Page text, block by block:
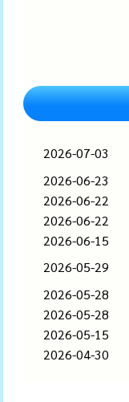
2026-07-03
2026-06-23
2026-06-22
2026-06-22
2026-06-15
2026-05-29
2026-05-28
2026-05-28
2026-05-15
2026-04-30